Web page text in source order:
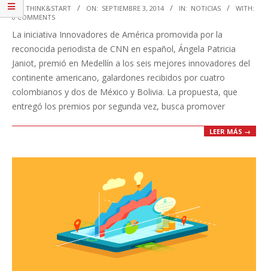
2014-
09-
03
BY: THINK&START ON: SEPTIEMBRE 3, 2014 IN: NOTICIAS
WITH:
0 COMMENTS
La iniciativa Innovadores de América promovida por la
reconocida periodista de CNN en español, Ángela Patricia
Janiot, premió en Medellín a los seis mejores innovadores del
continente americano, galardones recibidos por cuatro
colombianos y dos de México y Bolivia. La propuesta, que
entregó los premios por segunda vez, busca promover
LEER MÁS →